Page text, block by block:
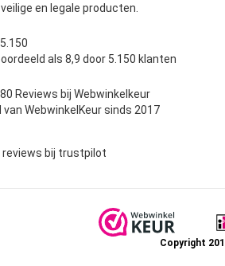
en legale producten.
5.150
als 8,9 door 5.150 klanten
Reviews bij Webwinkelkeur
van WebwinkelKeur sinds 2017
reviews bij trustpilot
Copyright